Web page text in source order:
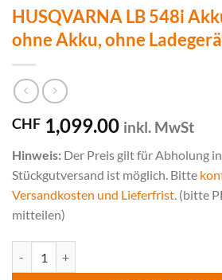
HUSQVARNA LB 548i
ohne Akku, ohne
CHF 1,099.00 inkl. MwSt
Hinweis: Der Preis gilt für Abholung in
Stückgutversand ist möglich. Bitte
Versandkosten und Lieferfrist. (bitte
mitteilen)